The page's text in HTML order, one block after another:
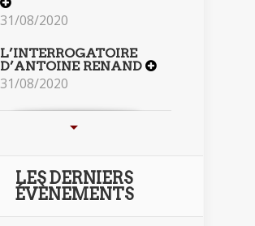
31/08/2020
L’INTERROGATOIRE
D’ANTOINE RENAND
31/08/2020
LES DERNIERS
ÉVÈNEMENTS